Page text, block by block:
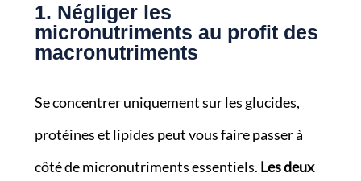
1. Négliger les
micronutriments au profit des
macronutriments
Se concentrer uniquement sur les glucides,
protéines et lipides peut vous faire passer à
côté de micronutriments essentiels. Les deux